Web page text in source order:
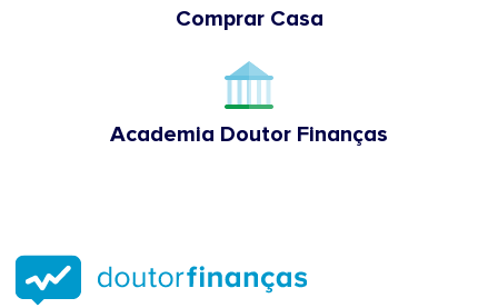
Comprar Casa
Academia Doutor Finanças